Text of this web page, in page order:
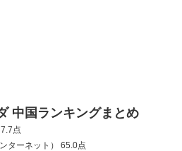
中国ランキングまとめ
点
ターネット） 65.0点